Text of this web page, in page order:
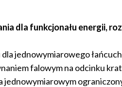
dla funkcjonału energii,
jednowymiarowego
falowym na odcinku
jednowymiarowym